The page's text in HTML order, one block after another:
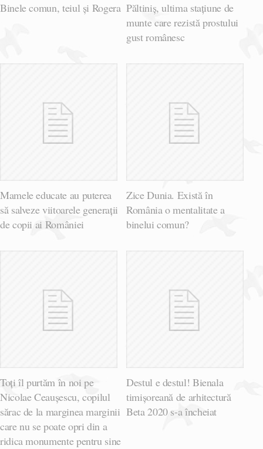
Binele comun, teiul și Rogera Păltiniș, ultima stațiune de
munte care rezistă prostului
gust românesc
Mamele educate au puterea
să salveze viitoarele generații
de copii ai României
Zice Dunia. Există în
România o mentalitate a
binelui comun?
Toți îl purtăm în noi pe
Nicolae Ceaușescu, copilul
sărac de la marginea marginii
care nu se poate opri din a
ridica monumente pentru sine
Destul e destul! Bienala
timișoreană de arhitectură
Beta 2020 s-a încheiat